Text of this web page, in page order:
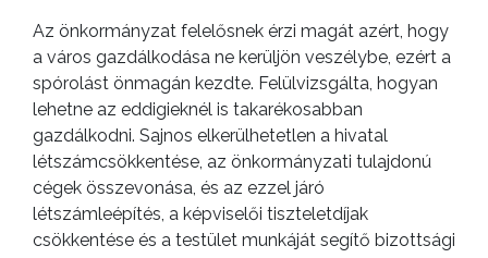
Az önkormányzat felelősnek érzi magát azért, hogy
a város gazdálkodása ne kerüljön veszélybe, ezért a
spórolást önmagán kezdte. Felülvizsgálta, hogyan
lehetne az eddigieknél is takarékosabban
gazdálkodni. Sajnos elkerülhetetlen a hivatal
létszámcsökkentése, az önkormányzati tulajdonú
cégek összevonása, és az ezzel járó
létszámleépítés, a képviselői tiszteletdíjak
csökkentése és a testület munkáját segítő bizottsági